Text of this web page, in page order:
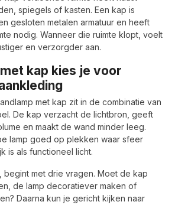
spiegels of kasten. Een kap is
gesloten metalen armatuur en heeft
nodig. Wanneer die ruimte klopt, voelt
en verzorgder aan.
kap kies je voor
met kap zit in de combinatie van
De kap verzacht de lichtbron, geeft
en maakt de wand minder leeg.
lamp goed op plekken waar sfeer
is als functioneel licht.
met drie vragen. Moet de kap
de lamp decoratiever maken of
Daarna kun je gericht kijken naar